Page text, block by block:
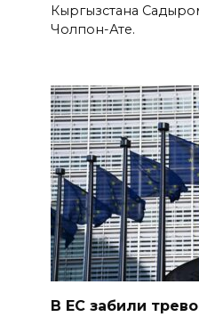
Кыргызстана
Чолпон-Ате.
В ЕС забили